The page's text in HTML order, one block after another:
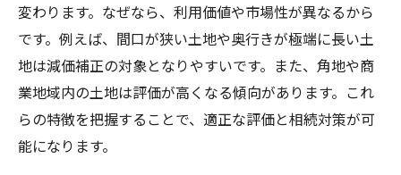
変わります。なぜなら、利用価値や市場性が異なるから
です。例えば、間口が狭い土地や奥行きが極端に長い土
地は減価補正の対象となりやすいです。また、角地や商
業地域内の土地は評価が高くなる傾向があります。これ
らの特徴を把握することで、適正な評価と相続対策が可
能になります。